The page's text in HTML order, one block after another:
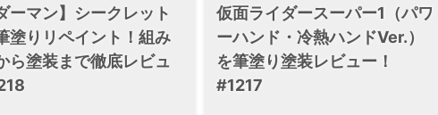
ーマン】シークレット
塗りリペイント！組み
ら塗装まで徹底レビュ
仮面ライダースーパー1（パワ
ーハンド・冷熱ハンドVer.）
を筆塗り塗装レビュー！
#1217